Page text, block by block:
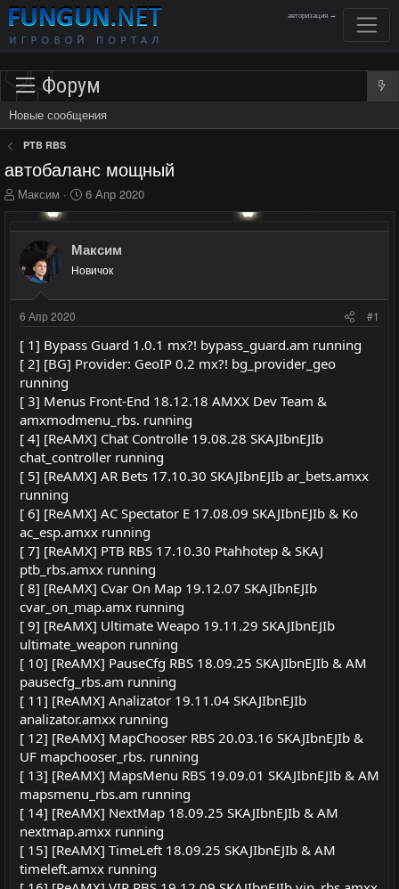
авторизация →
Форум
Новые сообщения
PTB RBS
автобаланс мощный
А
в
т
м
ы
Максим
Д
а
н
а
а
6 Апр 2020
Максим
Новичок
6 Апр 2020 #1
[ 1] Bypass Guard 1.0.1 mx?! bypass_guard.am running
[ 2] [BG] Provider: GeoIP 0.2 mx?! bg_provider_geo
running
[ 3] Menus Front-End 18.12.18 AMXX Dev Team &
amxmodmenu_rbs. running
[ 4] [ReAMX] Chat Controlle 19.08.28 SKAJIbnEJIb
chat_controller running
[ 5] [ReAMX] AR Bets 17.10.30 SKAJIbnEJIb ar_bets.amxx
running
[ 6] [ReAMX] AC Spectator E 17.08.09 SKAJIbnEJIb & Ko
ac_esp.amxx running
[ 7] [ReAMX] PTB RBS 17.10.30 Ptahhotep & SKAJ
ptb_rbs.amxx running
[ 8] [ReAMX] Cvar On Map 19.12.07 SKAJIbnEJIb
cvar_on_map.amx running
[ 9] [ReAMX] Ultimate Weapo 19.11.29 SKAJIbnEJIb
ultimate_weapon running
[ 10] [ReAMX] PauseCfg RBS 18.09.25 SKAJIbnEJIb & AM
pausecfg_rbs.am running
[ 11] [ReAMX] Analizator 19.11.04 SKAJIbnEJIb
analizator.amxx running
[ 12] [ReAMX] MapChooser RBS 20.03.16 SKAJIbnEJIb &
UF mapchooser_rbs. running
[ 13] [ReAMX] MapsMenu RBS 19.09.01 SKAJIbnEJIb & AM
mapsmenu_rbs.am running
[ 14] [ReAMX] NextMap 18.09.25 SKAJIbnEJIb & AM
nextmap.amxx running
[ 15] [ReAMX] TimeLeft 18.09.25 SKAJIbnEJIb & AM
timeleft.amxx running